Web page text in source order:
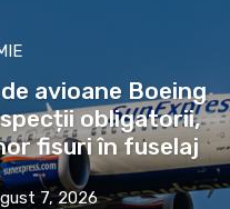
avioane Boeing
obligatorii,
fisuri în fuselaj
7, 2026